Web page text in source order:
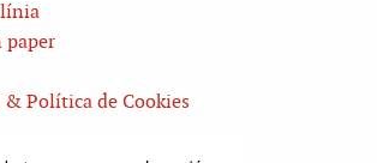
paper
& Política de Cookies